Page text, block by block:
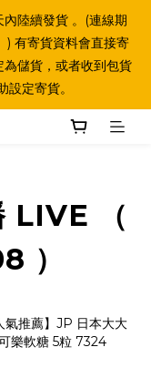
陸續發貨 。(連線期
) 有寄貨資料會直接寄
儲貨，或者收到包貨
定寄貨。
LIVE （
）